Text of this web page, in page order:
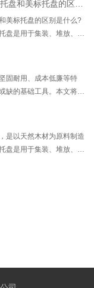
？...
美标托盘的区别是什么?
盘是用于集装、堆放、搬
不容...
固耐用、成本低廉等特
缺的基础工具。本文将详
是以天然木材为原料制造
盘是用于集装、堆放、搬